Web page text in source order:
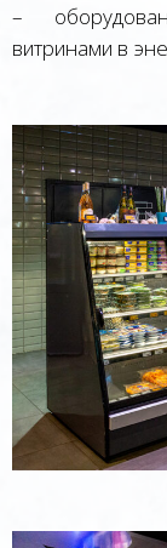
–
витринами в